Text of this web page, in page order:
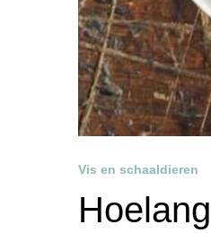
Vis en schaaldieren